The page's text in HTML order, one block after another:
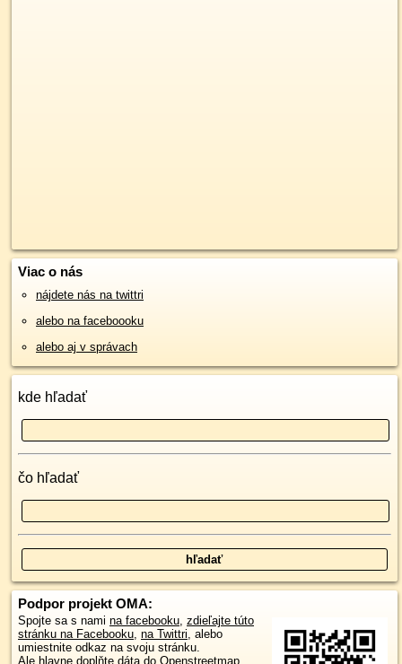
Viac o nás
nájdete nás na twittri
alebo na faceboooku
alebo aj v správach
kde hľadať
čo hľadať
Podpor projekt OMA:
Spojte sa s nami na facebooku, zdieľajte túto
stránku na Facebooku, na Twittri, alebo
umiestnite odkaz na svoju stránku.
Ale hlavne doplňte dáta do Openstreetmap,